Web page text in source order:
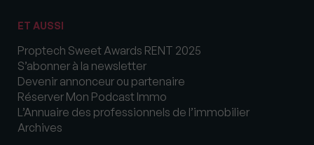
ET AUSSI
Proptech Sweet Awards RENT 2025
S’abonner à la newsletter
Devenir annonceur ou partenaire
Réserver Mon Podcast Immo
L’Annuaire des professionnels de l’immobilier
Archives